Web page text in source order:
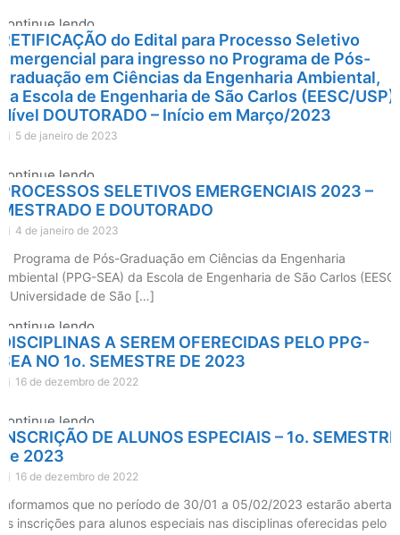
continue lendo
RETIFICAÇÃO do Edital para Processo Seletivo
Emergencial para ingresso no Programa de Pós-
graduação em Ciências da Engenharia Ambiental,
da Escola de Engenharia de São Carlos (EESC/USP)
Nível DOUTORADO – Início em Março/2023
5 de janeiro de 2023
continue lendo
PROCESSOS SELETIVOS EMERGENCIAIS 2023 –
MESTRADO E DOUTORADO
4 de janeiro de 2023
O Programa de Pós-Graduação em Ciências da Engenharia
Ambiental (PPG-SEA) da Escola de Engenharia de São Carlos (EESC)
– Universidade de São […]
continue lendo
DISCIPLINAS A SEREM OFERECIDAS PELO PPG-
SEA NO 1o. SEMESTRE DE 2023
16 de dezembro de 2022
continue lendo
INSCRIÇÃO DE ALUNOS ESPECIAIS – 1o. SEMESTRE
de 2023
16 de dezembro de 2022
Informamos que no período de 30/01 a 05/02/2023 estarão abertas
as inscrições para alunos especiais nas disciplinas oferecidas pelo